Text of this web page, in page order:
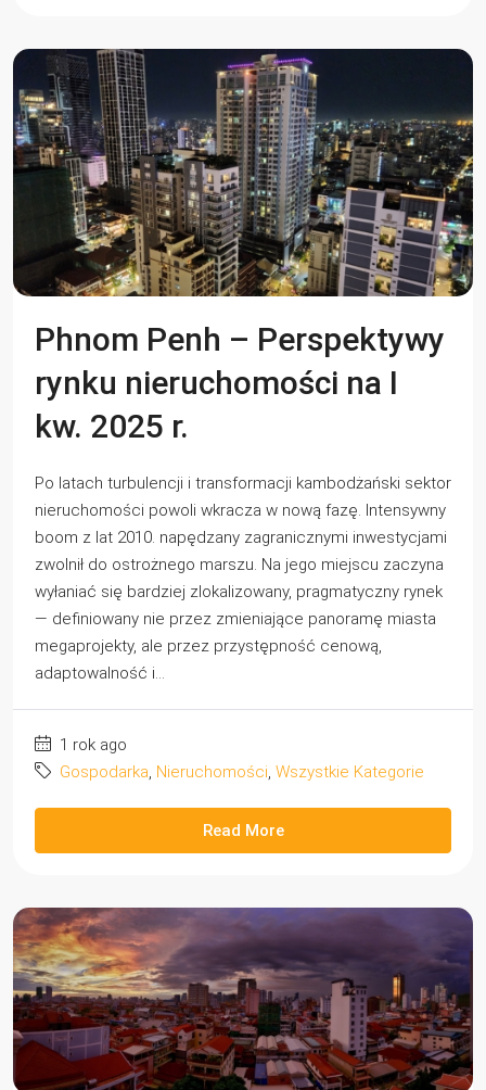
Phnom Penh – Perspektywy
rynku nieruchomości na I
kw. 2025 r.
Po latach turbulencji i transformacji kambodżański sektor
nieruchomości powoli wkracza w nową fazę. Intensywny
boom z lat 2010. napędzany zagranicznymi inwestycjami
zwolnił do ostrożnego marszu. Na jego miejscu zaczyna
wyłaniać się bardziej zlokalizowany, pragmatyczny rynek
— definiowany nie przez zmieniające panoramę miasta
megaprojekty, ale przez przystępność cenową,
adaptowalność i...
1 rok ago
Gospodarka, Nieruchomości, Wszystkie Kategorie
Read More